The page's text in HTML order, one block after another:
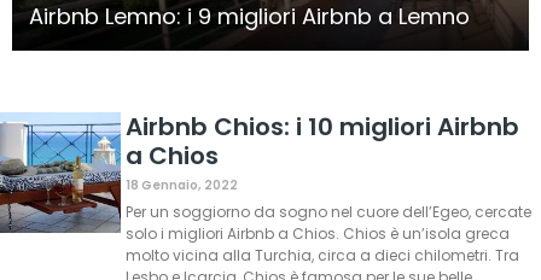
Airbnb Lemno: i 9 migliori Airbnb a Lemno
Airbnb Chios: i 10 migliori Airbnb
a Chios
18 Gennaio, 2022
Per un soggiorno da sogno nel cuore dell’Egeo, cercate
solo i migliori Airbnb a Chios. Chios è un’isola greca
molto vicina alla Turchia, circa a dieci chilometri. Tra